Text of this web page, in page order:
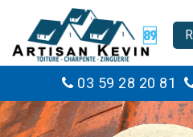
03 59 28 20 81